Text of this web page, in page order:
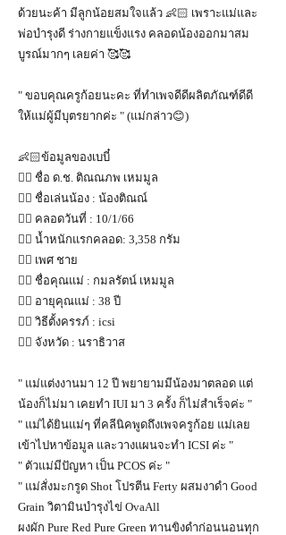
ด้วยนะค้า มีลูกน้อยสมใจแล้ว 👶🏻 เพราะแม่และ
พ่อบำรุงดี ร่างกายแข็งแรง คลอดน้องออกมาสม
บูรณ์มากๆ เลยค่า 🥰🥰
" ขอบคุณครูก้อยนะคะ ที่ทำเพจดีดีผลิตภัณฑ์ดีดี
ให้แม่ผู้มีบุตรยากค่ะ " (แม่กล่าว😊)
👶🏻ข้อมูลของเบบี๋
👉🏻 ชื่อ​ ด.ช. ติณณภพ​ เหมมูล
👉🏻 ชื่อเล่นน้อง : น้องติณ​ณ์​
👉🏻 คลอดวันที่ : 10/1/66
👉🏻 น้ำหนักแรกคลอด: 3,358​ กรัม
👉🏻 เพศ ชาย
👉🏻 ชื่อคุณแม่ : กมลรัตน์​ เหมมูล​
👉🏻 อายุคุณแม่ : 38​ ปี
👉🏻 วิธีตั้งครรภ์ : icsi
👉🏻 จังหวัด : นราธิวาส​
" แม่แต่งงานมา 12 ปี พยายามมีน้องมาตลอด แต่
น้องก็ไม่มา เคยทำ IUI มา 3 ครั้ง ก็ไม่สำเร็จค่ะ "
" แม่ได้ยินแม่ๆ ที่คลีนิคพูดถึงเพจครูก้อย แม่เลย
เข้าไปหาข้อมูล และวางแผนจะทำ ICSI ค่ะ "
" ตัวแม่มีปัญหา เป็น PCOS ค่ะ "
" แม่สั่งมะกรูด Shot โปรตีน Ferty ผสมงาดำ Good
Grain วิตามินบำรุงไข่ OvaAll
ผงผัก Pure Red Pure Green ทานขิงดำก่อนนอนทุก